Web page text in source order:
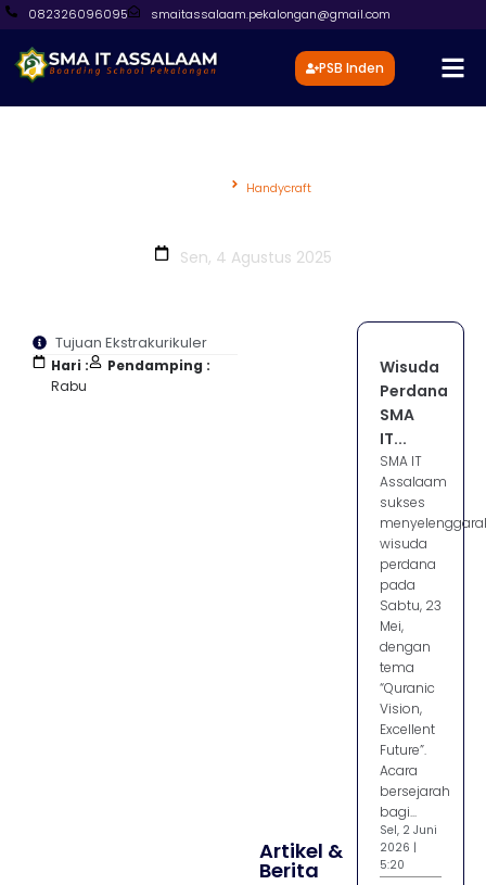
082326096095 smaitassalaam.pekalongan@gmail.com
PSB Inden
Handycraft
Sen, 4 Agustus 2025
Tujuan Ekstrakurikuler
Hari :
Rabu
Pendamping :
Artikel &
Berita
Wisuda
Perdana
SMA
IT...
SMA IT
Assalaam
sukses
wisuda
perdana
pada
Sabtu, 23
Mei,
dengan
tema
“Quranic
Vision,
Excellent
Future”.
Acara
bersejarah
bagi...
Sel, 2 Juni
2026 |
5:20